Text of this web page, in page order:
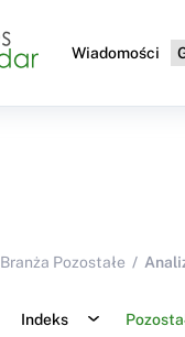
Wiadomości
Branża Pozostałe
Indeks